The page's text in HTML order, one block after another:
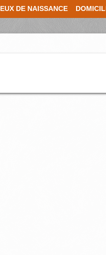
DE NAISSANCE